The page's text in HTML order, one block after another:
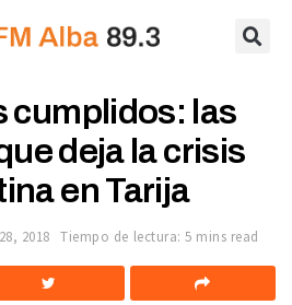
cumplidos: las
deja la crisis
en Tarija
2018 Tiempo de lectura: 5 mins read